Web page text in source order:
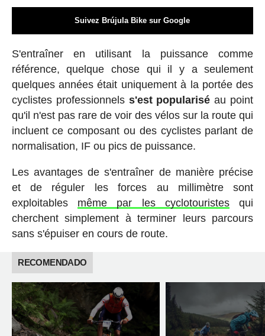
Suivez Brújula Bike sur Google
S'entraîner en utilisant la puissance comme
référence, quelque chose qui il y a seulement
quelques années était uniquement à la portée des
cyclistes professionnels s'est popularisé au point
qu'il n'est pas rare de voir des vélos sur la route qui
incluent ce composant ou des cyclistes parlant de
normalisation, IF ou pics de puissance.
Les avantages de s'entraîner de manière précise
et de réguler les forces au millimètre sont
exploitables même par les cyclotouristesqui
cherchent simplement à terminer leurs parcours
sans s'épuiser en cours de route.
RECOMENDADO